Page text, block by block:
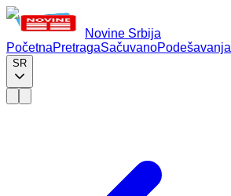
Novine Srbija
PočetnaPretragaSačuvanoPodešavanja
SR